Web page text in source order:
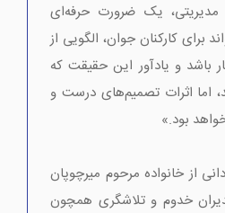
مدیریتی، یک ضرورت حرفه‌ای
برای کارکنان جوان، الگویی از
باشد و یادآور این حقیقت که
اما اثرات تصمیم‌های درست و
بود.»
از خانواده مرحوم میرچوپان
خدوم و تلاشگری همچون